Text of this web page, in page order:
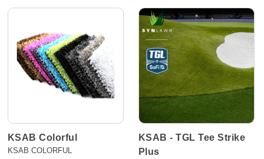
KSAB Colorful
KSAB COLORFUL
KSAB - TGL Tee Strike
Plus